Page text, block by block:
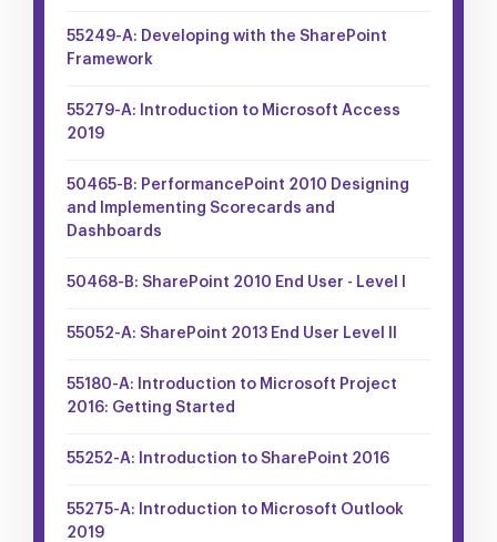
55249-A: Developing with the SharePoint
Framework
55279-A: Introduction to Microsoft Access
2019
50465-B: PerformancePoint 2010 Designing
and Implementing Scorecards and
Dashboards
50468-B: SharePoint 2010 End User - Level I
55052-A: SharePoint 2013 End User Level II
55180-A: Introduction to Microsoft Project
2016: Getting Started
55252-A: Introduction to SharePoint 2016
55275-A: Introduction to Microsoft Outlook
2019